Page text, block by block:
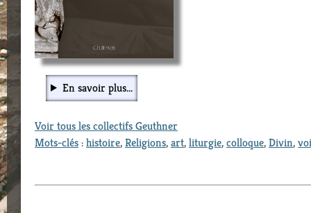
En savoir plus...
Voir tous les collectifs Geuthner
Mots-clés:histoire,Religions,art,liturgie,colloque,Divin,